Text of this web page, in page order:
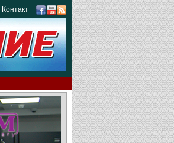
Контакт